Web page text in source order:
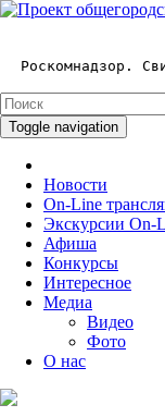
Роскомнадзор.
Toggle navigation
Новости
On-Line
Экскурсии On-
Афиша
Конкурсы
Интересное
Медиа
Видео
Фото
О нас